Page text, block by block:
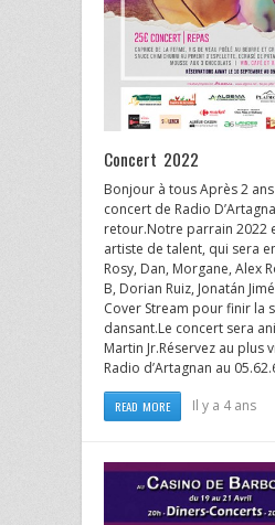
Concert 2022
Bonjour à tous Après 2 ans
concert de Radio
retour.Notre parrain 2022
artiste de talent, qui sera
Rosy, Dan, Morgane, Alex
B, Dorian Ruiz, Jonatán
Cover Stream pour finir la
dansant.Le concert sera
Martin Jr.Réservez au plus
Radio d’Artagnan au
READ MORE Il y a 4 ans